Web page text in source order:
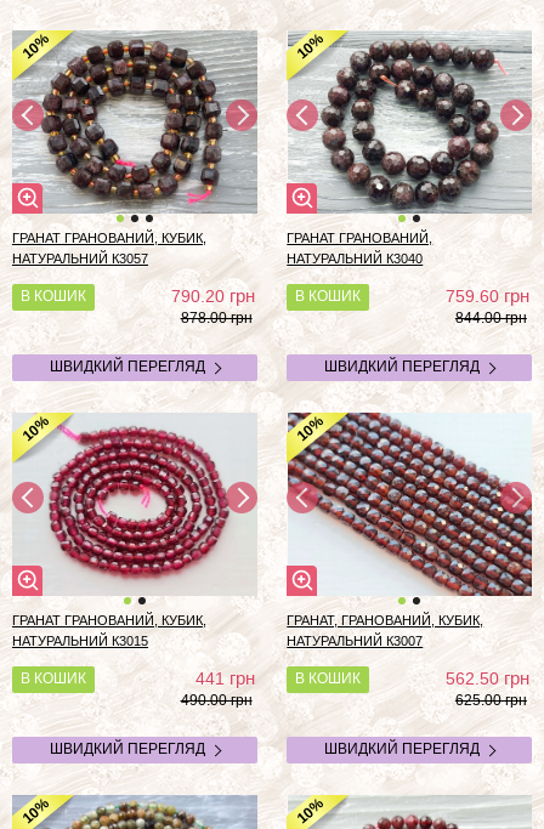
10%
ГРАНАТ ГРАНОВАНИЙ, КУБИК,
НАТУРАЛЬНИЙ К3057
В КОШИК 790.20грн
878.00 грн
ШВИДКИЙ ПЕРЕГЛЯД
10%
ГРАНАТ ГРАНОВАНИЙ,
НАТУРАЛЬНИЙ К3040
В КОШИК 759.60грн
844.00 грн
ШВИДКИЙ ПЕРЕГЛЯД
10%
ГРАНАТ ГРАНОВАНИЙ, КУБИК,
НАТУРАЛЬНИЙ К3015
В КОШИК 441 грн
490.00 грн
ШВИДКИЙ ПЕРЕГЛЯД
10%
ГРАНАТ, ГРАНОВАНИЙ, КУБИК,
НАТУРАЛЬНИЙ К3007
В КОШИК 562.50грн
625.00 грн
ШВИДКИЙ ПЕРЕГЛЯД
10% 10%